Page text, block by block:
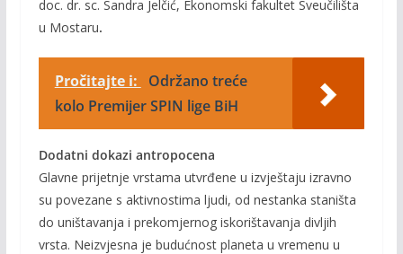
doc. dr. sc. Sandra Jelčić, Ekonomski fakultet Sveučilišta
u Mostaru.
Pročitajte i:
Održano treće
kolo Premijer SPIN lige BiH
Dodatni dokazi antropocena
Glavne prijetnje vrstama utvrđene u izvještaju izravno
su povezane s aktivnostima ljudi, od nestanka staništa
do uništavanja i prekomjernog iskorištavanja divljih
vrsta. Neizvjesna je budućnost planeta u vremenu u